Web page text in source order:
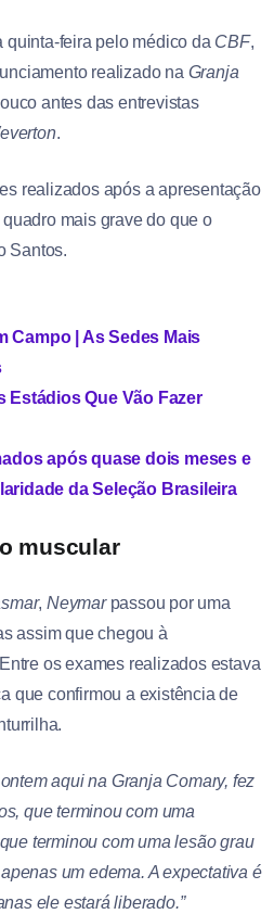
quinta-feira pelo médico da CBF,
realizado na Granja
antes das entrevistas
.
realizados após a apresentação
mais grave do que o
Santos.
Campo | As Sedes Mais
Estádios Que Vão Fazer
após quase dois meses e
da Seleção Brasileira
muscular
,Neymarpassou por uma
assim que chegou à
os exames realizados estava
que confirmou a existência de
aqui na Granja Comary, fez
que terminou com uma
terminou com uma lesão grau
um edema. A expectativa é
ele estará liberado.”